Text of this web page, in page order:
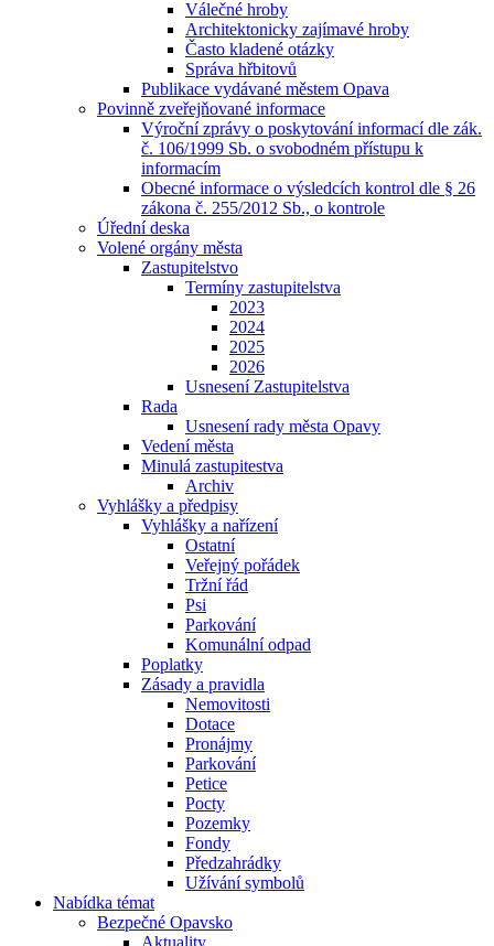
Válečné hroby
Architektonicky zajímavé hroby
Často kladené otázky
Správa hřbitovů
Publikace vydávané městem Opava
Povinně zveřejňované informace
Výroční zprávy o poskytování informací dle zák.
č. 106/1999 Sb. o svobodném přístupu k
informacím
Obecné informace o výsledcích kontrol dle § 26
zákona č. 255/2012 Sb., o kontrole
Úřední deska
Volené orgány města
Zastupitelstvo
Termíny zastupitelstva
2023
2024
2025
2026
Usnesení Zastupitelstva
Rada
Usnesení rady města Opavy
Vedení města
Minulá zastupitestva
Archiv
Vyhlášky a předpisy
Vyhlášky a nařízení
Ostatní
Veřejný pořádek
Tržní řád
Psi
Parkování
Komunální odpad
Poplatky
Zásady a pravidla
Nemovitosti
Dotace
Pronájmy
Parkování
Petice
Pocty
Pozemky
Fondy
Předzahrádky
Užívání symbolů
Nabídka témat
Bezpečné Opavsko